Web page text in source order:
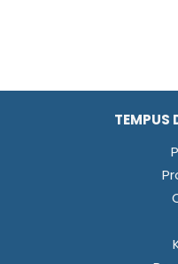
TEMPUS